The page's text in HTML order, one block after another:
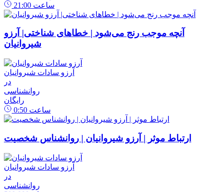
21:00 ساعت
آنچه موجب رنج می‌شود | خطاهای شناختی| آرزو
شیروانیان
آرزو سادات شیروانیان
در
روانشناسی
رایگان
0:50 ساعت
ارتباط موثر | آرزو شیروانیان | روانشناس شخصیت
آرزو سادات شیروانیان
در
روانشناسی